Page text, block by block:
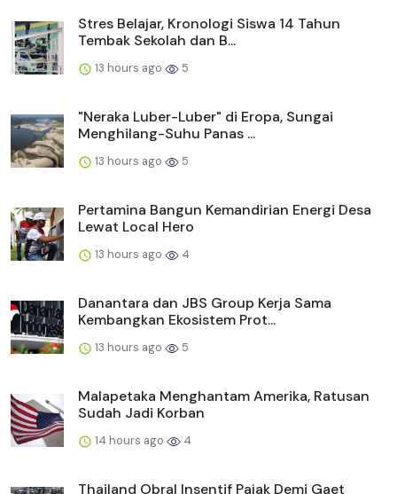
Stres Belajar, Kronologi Siswa 14 Tahun
Tembak Sekolah dan B...
13 hours ago 5
"Neraka Luber-Luber" di Eropa, Sungai
Menghilang-Suhu Panas ...
13 hours ago 5
Pertamina Bangun Kemandirian Energi Desa
Lewat Local Hero
13 hours ago 4
Danantara dan JBS Group Kerja Sama
Kembangkan Ekosistem Prot...
13 hours ago 5
Malapetaka Menghantam Amerika, Ratusan
Sudah Jadi Korban
14 hours ago 4
Thailand Obral Insentif Pajak Demi Gaet